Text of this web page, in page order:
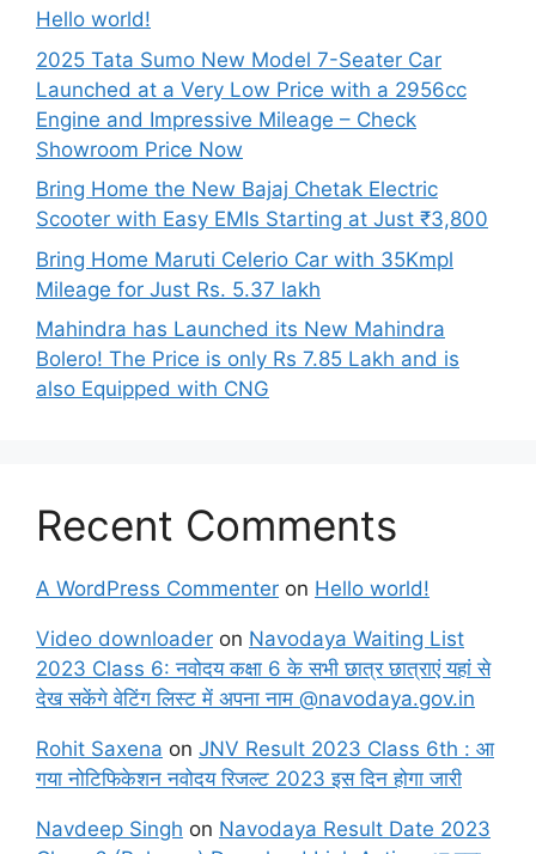
Hello world!
2025 Tata Sumo New Model 7-Seater Car
Launched at a Very Low Price with a 2956cc
Engine and Impressive Mileage – Check
Showroom Price Now
Bring Home the New Bajaj Chetak Electric
Scooter with Easy EMIs Starting at Just ₹3,800
Bring Home Maruti Celerio Car with 35Kmpl
Mileage for Just Rs. 5.37 lakh
Mahindra has Launched its New Mahindra
Bolero! The Price is only Rs 7.85 Lakh and is
also Equipped with CNG
Recent Comments
A WordPress Commenter on Hello world!
Video downloader on Navodaya Waiting List
2023 Class 6: नवोदय कक्षा 6 के सभी छात्र छात्राएं यहां से
देख सकेंगे वेटिंग लिस्ट में अपना नाम @navodaya.gov.in
Rohit Saxena on JNV Result 2023 Class 6th : आ
गया नोटिफिकेशन नवोदय रिजल्ट 2023 इस दिन होगा जारी
Navdeep Singh on Navodaya Result Date 2023